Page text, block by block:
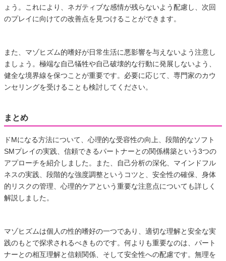
ょう。これにより、ネガティブな感情が残らないよう配慮し、次回
のプレイに向けての改善点を見つけることができます。
また、マゾヒズム的嗜好が日常生活に悪影響を与えないよう注意し
ましょう。極端な自己犠牲や自己破壊的な行動に発展しないよう、
健全な境界線を保つことが重要です。必要に応じて、専門家のカウ
ンセリングを受けることも検討してください。
まとめ
ドMになる方法について、心理的な受容性の向上、段階的なソフト
SMプレイの実践、信頼できるパートナーとの関係構築という3つの
アプローチを紹介しました。また、自己分析の深化、マインドフル
ネスの実践、段階的な強度調整というコツと、安全性の確保、身体
的リスクの管理、心理的ケアという重要な注意点についても詳しく
解説しました。
マゾヒズムは個人の性的嗜好の一つであり、適切な理解と安全な実
践のもとで探求されるべきものです。何よりも重要なのは、パート
ナーとの相互理解と信頼関係、そして安全性への配慮です。無理を